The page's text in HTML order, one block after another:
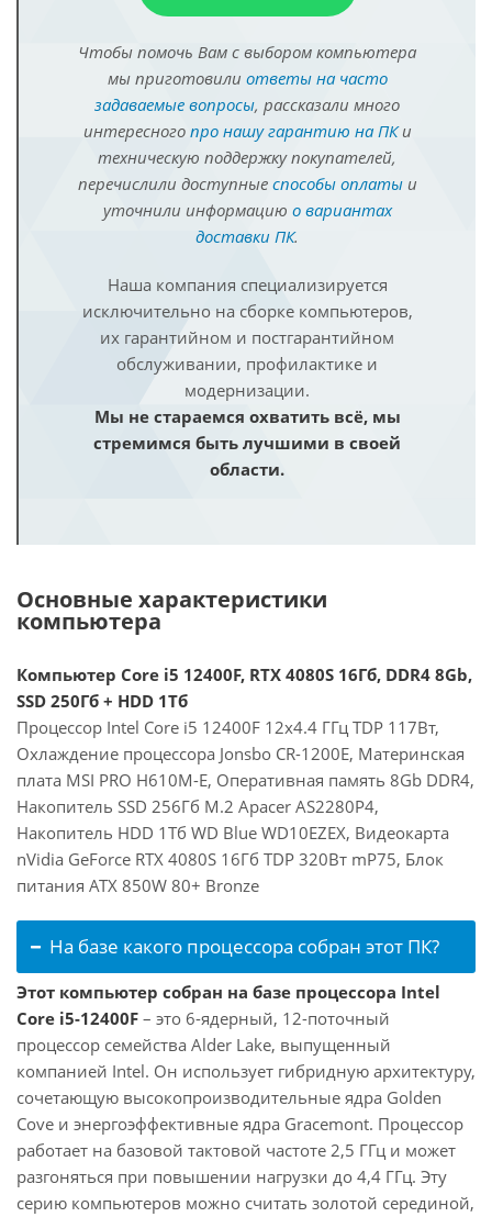
Чтобы помочь Вам с выбором компьютера
мы приготовили ответы на часто
задаваемые вопросы, рассказали много
интересного про нашу гарантию на ПКи
техническую поддержку покупателей,
перечислили доступные способы оплатыи
уточнили информацию о вариантах
доставки ПК.
Наша компания специализируется
исключительно на сборке компьютеров,
их гарантийном и постгарантийном
обслуживании, профилактике и
модернизации.
Мы не стараемся охватить всё, мы
стремимся быть лучшими в своей
области.
Основные характеристики
компьютера
Компьютер Core i5 12400F, RTX 4080S 16Гб, DDR4 8Gb,
SSD 250Гб + HDD 1Тб
Процессор Intel Core i5 12400F 12x4.4 ГГц TDP 117Вт,
Охлаждение процессора Jonsbo CR-1200E, Материнская
плата MSI PRO H610M-E, Оперативная память 8Gb DDR4,
Накопитель SSD 256Гб M.2 Apacer AS2280P4,
Накопитель HDD 1Тб WD Blue WD10EZEX, Видеокарта
nVidia GeForce RTX 4080S 16Гб TDP 320Вт mP75, Блок
питания ATX 850W 80+ Bronze
На базе какого процессора собран этот ПК?
Этот компьютер собран на базе процессора Intel
Core i5-12400F – это 6-ядерный, 12-поточный
процессор семейства Alder Lake, выпущенный
компанией Intel. Он использует гибридную архитектуру,
сочетающую высокопроизводительные ядра Golden
Cove и энергоэффективные ядра Gracemont. Процессор
работает на базовой тактовой частоте 2,5 ГГц и может
разгоняться при повышении нагрузки до 4,4 ГГц. Эту
серию компьютеров можно считать золотой серединой,